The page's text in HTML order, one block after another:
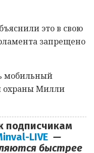
это в свою
запрещено
мобильный
охраны Милли
подписчикам
LIVE —
быстрее